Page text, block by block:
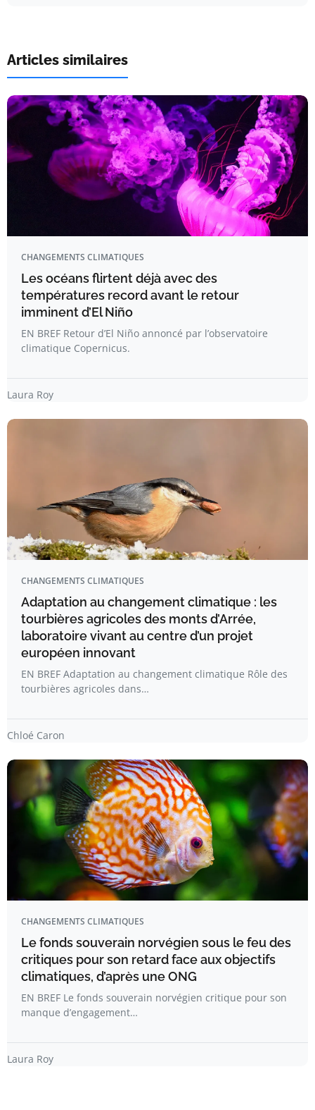
Articles similaires
CHANGEMENTS CLIMATIQUES
Les océans flirtent déjà avec des
températures record avant le retour
imminent d’El Niño
EN BREF Retour d’El Niño annoncé par l’observatoire
climatique Copernicus.
Laura Roy
CHANGEMENTS CLIMATIQUES
Adaptation au changement climatique : les
tourbières agricoles des monts d’Arrée,
laboratoire vivant au centre d’un projet
européen innovant
EN BREF Adaptation au changement climatique Rôle des
tourbières agricoles dans…
Chloé Caron
CHANGEMENTS CLIMATIQUES
Le fonds souverain norvégien sous le feu des
critiques pour son retard face aux objectifs
climatiques, d’après une ONG
EN BREF Le fonds souverain norvégien critique pour son
manque d’engagement…
Laura Roy